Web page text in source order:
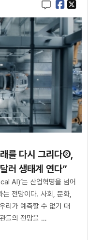
를 다시 그리다②,
러 생태계 연다”
AI)’는 산업혁명을 넘어
는 전망이다. 사회, 문화,
리가 예측할 수 없기 때
들의 전망을 …